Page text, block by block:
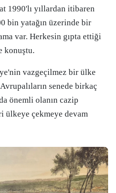
1990'lı yıllardan itibaren
bin yatağın üzerinde bir
var. Herkesin gıpta ettiği
konuştu.
vazgeçilmez bir ülke
senede birkaç
önemli olanın cazip
ülkeye çekmeye devam